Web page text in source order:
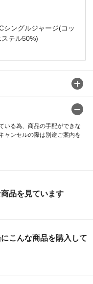
シングルジャージ(コッ
ステル50%)
いる為、商品の手配ができな
ャンセルの際は別途ご案内を
品を見ています
こんな商品を購入して